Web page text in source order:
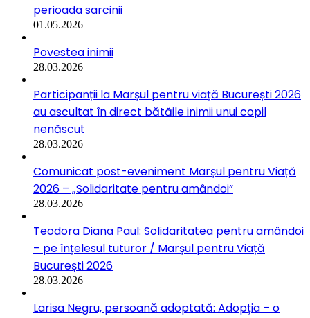
perioada sarcinii
01.05.2026
Povestea inimii
28.03.2026
Participanții la Marșul pentru viață București 2026
au ascultat în direct bătăile inimii unui copil
nenăscut
28.03.2026
Comunicat post-eveniment Marșul pentru Viață
2026 – „Solidaritate pentru amândoi”
28.03.2026
Teodora Diana Paul: Solidaritatea pentru amândoi
– pe înțelesul tuturor / Marșul pentru Viață
București 2026
28.03.2026
Larisa Negru, persoană adoptată: Adopția – o